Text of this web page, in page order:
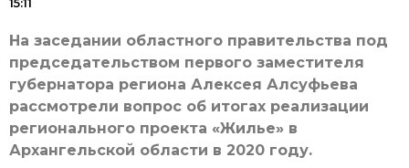
На заседании областного правительства под
председательством первого заместителя
губернатора региона Алексея Алсуфьева
рассмотрели вопрос об итогах реализации
регионального проекта «Жилье» в
Архангельской области в 2020 году.